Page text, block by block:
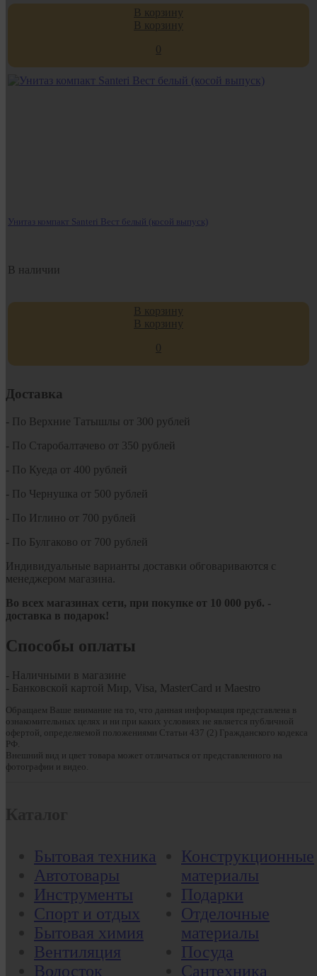
В корзину
В корзину
0
Унитаз компакт Santeri Вест белый (косой выпуск)
В наличии
В корзину
В корзину
0
Доставка
- По Верхние Татышлы от 300 рублей
- По Старобалтачево от 350 рублей
- По Куеда от 400 рублей
- По Чернушка от 500 рублей
- По Иглино от 700 рублей
- По Булгаково от 700 рублей
Индивидуальные варианты доставки обговариваются с
менеджером магазина.
Во всех магазинах сети, при покупке от 10 000 руб. -
доставка в подарок!
Способы оплаты
- Наличными в магазине
- Банковской картой Мир, Visa, MasterCard и Maestro
Обращаем Ваше внимание на то, что данная информация представлена в
ознакомительных целях и ни при каких условиях не является публичной
офертой, определяемой положениями Статьи 437 (2) Гражданского кодекса
РФ.
Внешний вид и цвет товара может отличаться от представленного на
фотографии и видео.
Бытовая техника
Автотовары
Инструменты
Спорт и отдых
Бытовая химия
Вентиляция
Водосток
Конструкционные
материалы
Подарки
Отделочные
материалы
Посуда
Сантехника